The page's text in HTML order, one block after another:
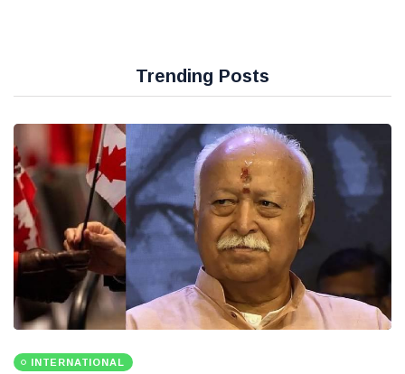
Trending Posts
INTERNATIONAL